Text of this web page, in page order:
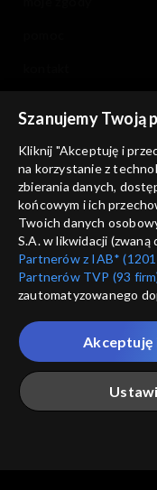
informacje o
Szanujemy Twoją
Kliknij "Akceptuję i
na korzystanie z
zbierania danych,
końcowym i ich
Twoich danych
S.A. w likwidacji (zwaną
Partnerów z IAB*
Partnerów TVP (93
zautomatyzowanego
które wskazujemy
przez nas
Twoje dane osobowe
Ciebie naszych
„Portalem”, w tym
Akceptuję